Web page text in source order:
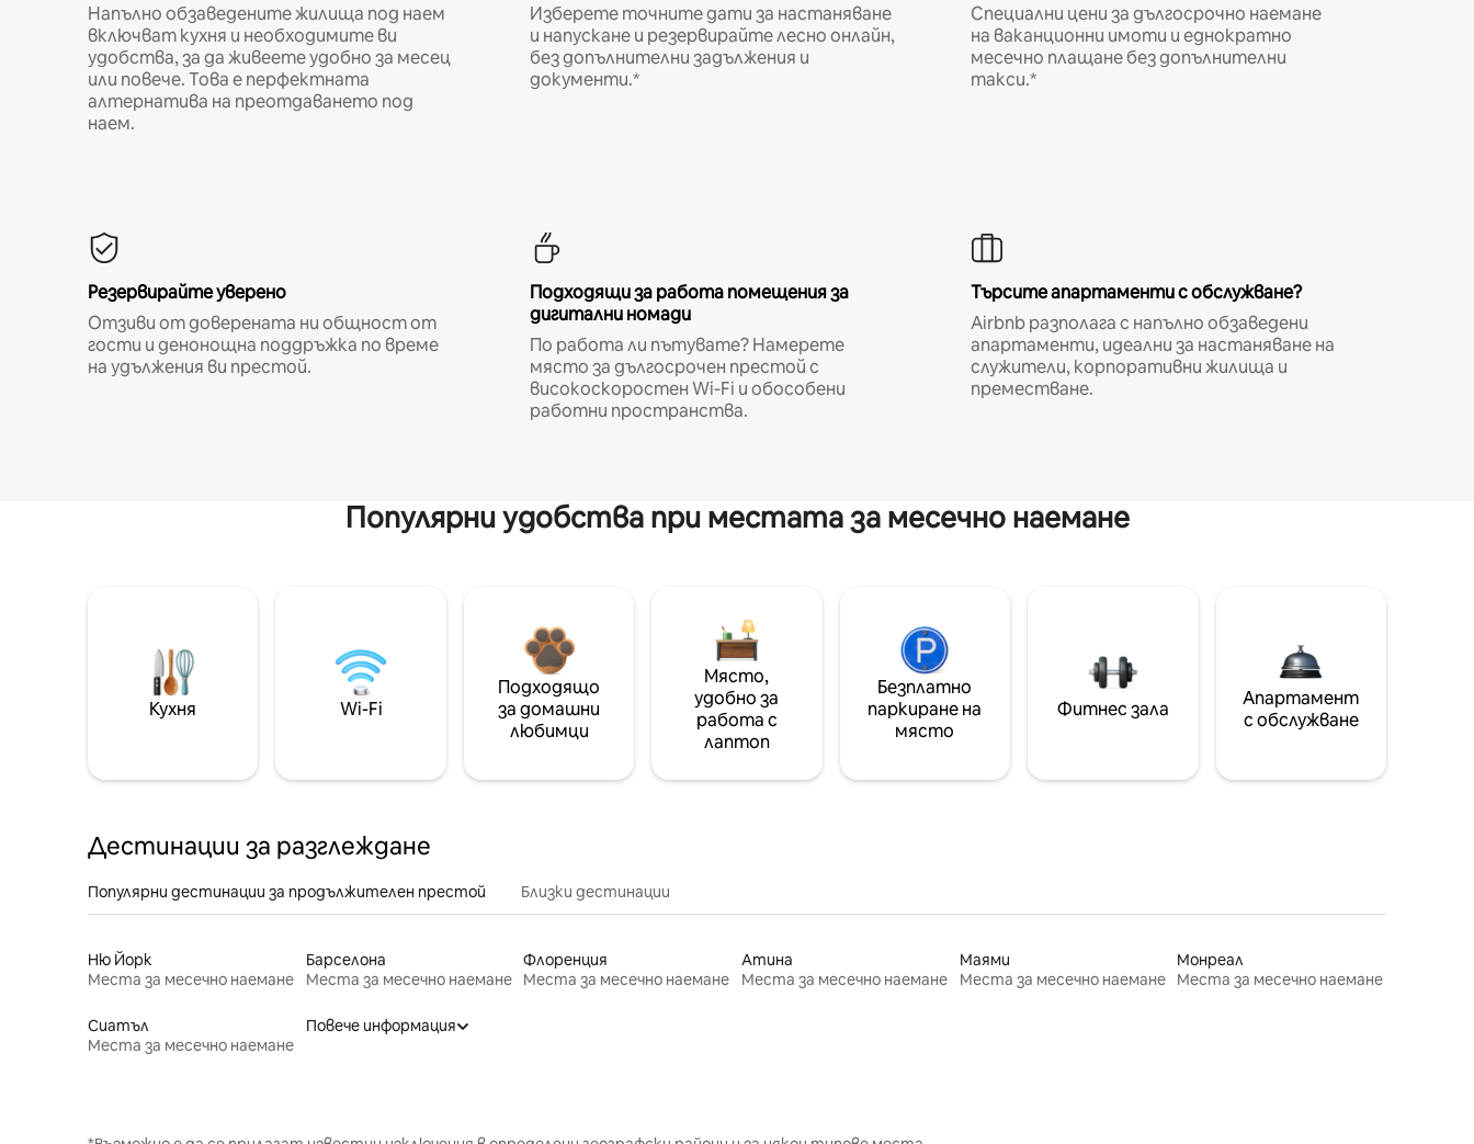
Напълно обзаведените жилища под наем
включват кухня и необходимите ви
удобства, за да живеете удобно за месец
или повече. Това е перфектната
алтернатива на преотдаването под
наем.
Изберете точните дати за настаняване
и напускане и резервирайте лесно онлайн,
без допълнителни задължения и
документи.*
Специални цени за дългосрочно наемане
на ваканционни имоти и еднократно
месечно плащане без допълнителни
такси.*
Резервирайте уверено
Отзиви от доверената ни общност от
гости и денонощна поддръжка по време
на удължения ви престой.
Подходящи за работа помещения за
дигитални номади
По работа ли пътувате? Намерете
място за дългосрочен престой с
високоскоростен Wi-Fi и обособени
работни пространства.
Търсите апартаменти с обслужване?
Airbnb разполага с напълно обзаведени
апартаменти, идеални за настаняване на
служители, корпоративни жилища и
преместване.
Популярни удобства при местата за месечно наемане
Кухня Wi-Fi
Подходящо
за домашни
любимци
Място,
удобно за
работа с
лаптоп
Безплатно
паркиране на
място
Фитнес зала
Апартамент
с обслужване
Дестинации за разглеждане
Популярни дестинации за продължителен престой Близки дестинации
Ню Йорк
Места за месечно наемане
Барселона
Места за месечно наемане
Флоренция
Места за месечно наемане
Атина
Места за месечно наемане
Маями
Места за месечно наемане
Монреал
Места за месечно наемане
Сиатъл
Места за месечно наемане
Повече информация